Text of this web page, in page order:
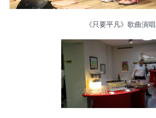
《只要平凡》歌曲演唱